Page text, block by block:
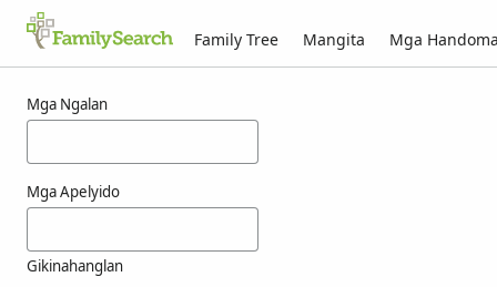
Family Tree Mangita Mga
Mga Ngalan
Mga Apelyido
Gikinahanglan